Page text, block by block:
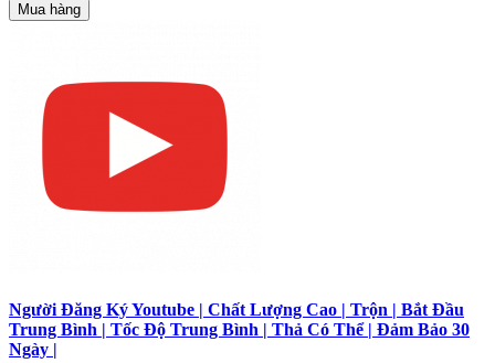
Mua hàng
Người Đăng Ký Youtube | Chất Lượng Cao | Trộn | Bắt Đầu
Trung Bình | Tốc Độ Trung Bình | Thả Có Thể | Đảm Bảo 30
Ngày |